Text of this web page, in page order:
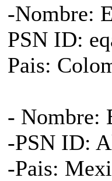
-Nombre:
PSN ID:
Pais:
- Nombre:
-PSN ID:
-Pais: